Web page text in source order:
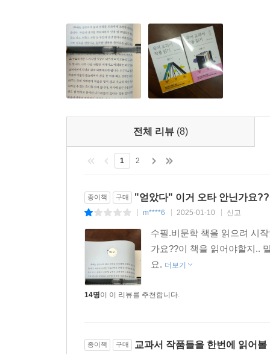
전체 리뷰(8)
종이책 구매 "얻았다" 이거 오타 안닌가요
| m****6 2025-01-10 신고
수필.비문학 책을 읽으려 시
가요??이 책을 읽어야할지..